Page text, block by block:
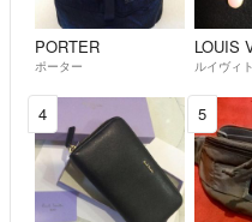
PORTER
ポーター
LOUIS
ルイヴィ
4 5